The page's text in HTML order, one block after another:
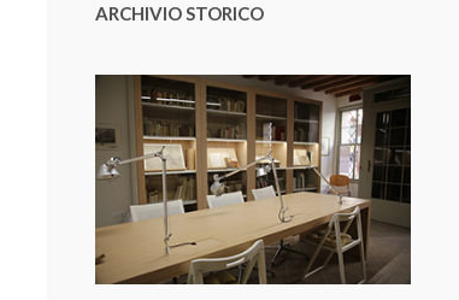
ARCHIVIO STORICO